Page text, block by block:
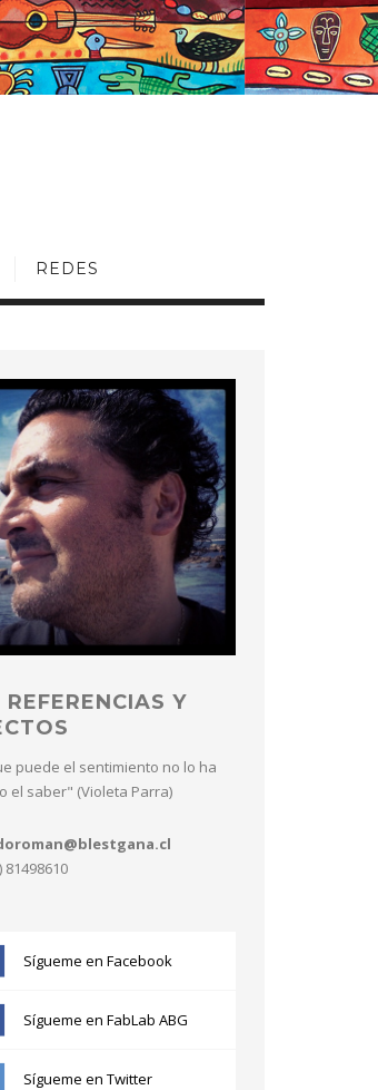
REDES
REFERENCIAS Y
puede el sentimiento no lo ha
el saber" (Violeta Parra)
81498610
Sígueme en Facebook
Sígueme en FabLab ABG
Sígueme en Twitter